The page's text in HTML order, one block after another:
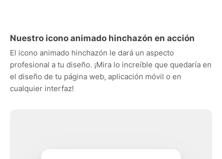
Nuestro icono animado hinchazón en acción
El icono animado hinchazón le dará un aspecto
profesional a tu diseño. ¡Mira lo increíble que quedaría en
el diseño de tu página web, aplicación móvil o en
cualquier interfaz!